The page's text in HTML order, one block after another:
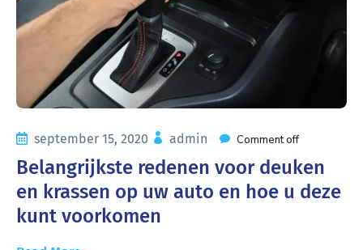
september 15, 2020 admin Comment off
Belangrijkste redenen voor deuken
en krassen op uw auto en hoe u deze
kunt voorkomen